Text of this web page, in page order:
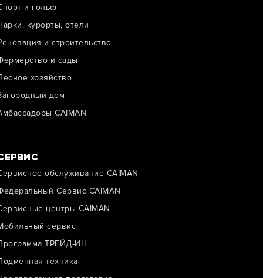
и гольф
курорты, отели
и строительство
и сады
хозяйство
дом
CAIMAN
обслуживание CAIMAN
Сервис CAIMAN
центры CAIMAN
сервис
ТРЕЙД-ИН
техника